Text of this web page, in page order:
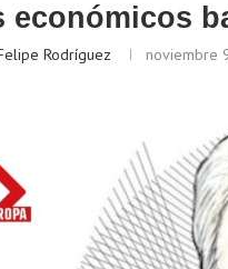
económicos
Rodríguez noviembre